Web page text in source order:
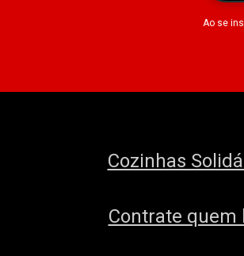
Ao se
Cozinhas
Contrate quem